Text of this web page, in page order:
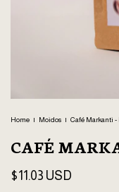
Home | Moidos | Café Markanti -
CAFÉ
$11.03 USD